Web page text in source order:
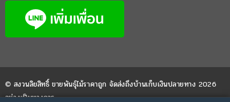
© สงวนลิขสิทธิ์ ขายพันธุ์ไม้ราคาถูก จัดส่งถึงบ้านเก็บเงินปลายทาง 2026
อย่างเป็นทางการ